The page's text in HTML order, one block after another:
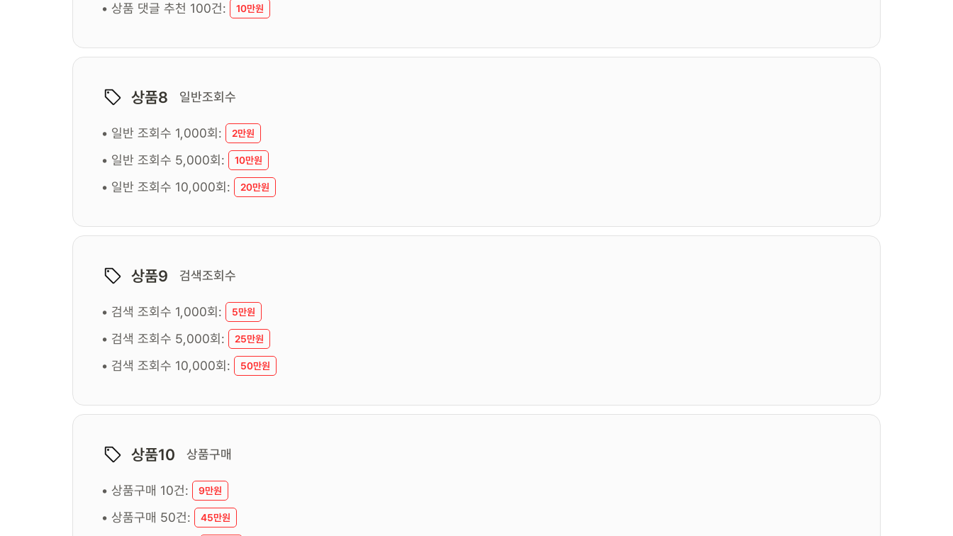
• 상품 댓글 추천 100건: 10만원
상품8 일반조회수
• 일반 조회수 1,000회: 2만원
• 일반 조회수 5,000회: 10만원
• 일반 조회수 10,000회: 20만원
상품9 검색조회수
• 검색 조회수 1,000회: 5만원
• 검색 조회수 5,000회: 25만원
• 검색 조회수 10,000회: 50만원
상품10 상품구매
• 상품구매 10건: 9만원
• 상품구매 50건: 45만원